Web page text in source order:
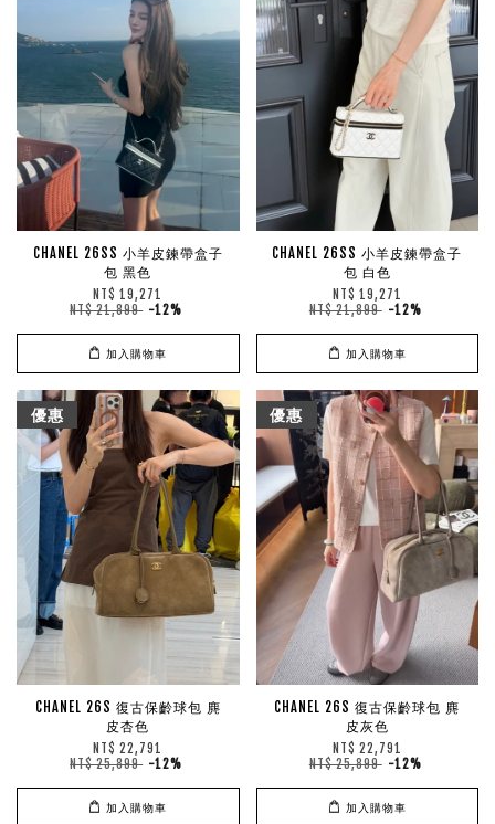
CHANEL 26SS 小羊皮鍊帶盒子
包 黑色
NT$ 19,271
NT$ 21,899 -12%
加入購物車
CHANEL 26SS 小羊皮鍊帶盒子
包 白色
NT$ 19,271
NT$ 21,899 -12%
加入購物車
優惠
CHANEL 26S 復古保齡球包 麂
皮杏色
NT$ 22,791
NT$ 25,899 -12%
加入購物車
優惠
CHANEL 26S 復古保齡球包 麂
皮灰色
NT$ 22,791
NT$ 25,899 -12%
加入購物車